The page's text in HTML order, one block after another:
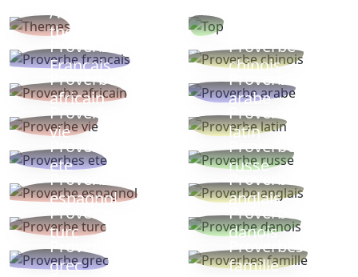
Autres
thèmes
Proverbe
Français
Proverbe
chinois
Proverbe
africain
Proverbe
arabe
Proverbe
vie
Proverbe
latin
Proverbes
ete
Proverbe
russe
Proverbe
espagnol
Proverbe
anglais
Proverbe
turc
Proverbe
danois
Proverbe
grec
Proverbes
famille